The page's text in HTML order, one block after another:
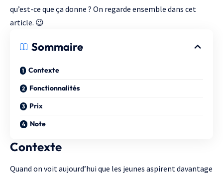
qu’est-ce que ça donne ? On regarde ensemble dans cet
article. 😉
Sommaire
Contexte
Fonctionnalités
Prix
Note
Contexte
Quand on voit aujourd’hui que les jeunes aspirent davantage